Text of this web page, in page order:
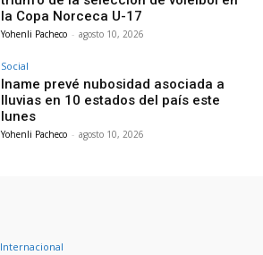
la Copa Norceca U-17
Yohenli Pacheco - agosto 10, 2026
Social
Iname prevé nubosidad asociada a
lluvias en 10 estados del país este
lunes
Yohenli Pacheco - agosto 10, 2026
Internacional